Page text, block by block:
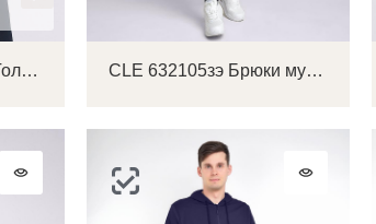
CLE 601251/6фэ mx Толстовка мужская CLE 632105зэ Брюки мужские